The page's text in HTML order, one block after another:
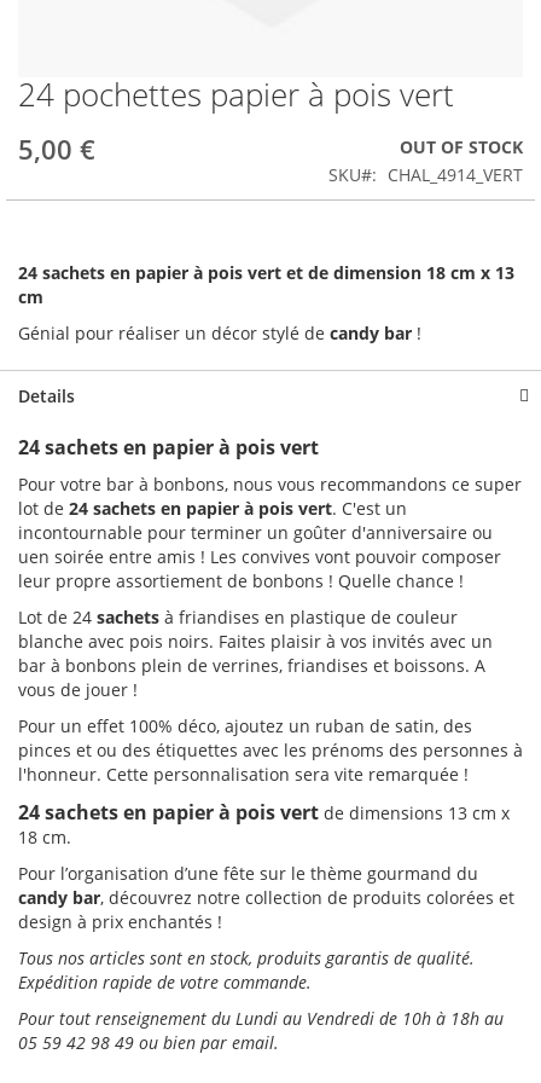
Skip
to
the
beginning
24 pochettes papier à pois vert
5,00 €
OUT OF STOCK
SKU
CHAL_4914_VERT
24 sachets en papier à pois vert et de dimension 18 cm x 13
cm
Génial pour réaliser un décor stylé de candy bar !
Details
24 sachets en papier à pois vert
Pour votre bar à bonbons, nous vous recommandons ce super
lot de 24 sachets en papier à pois vert. C'est un
incontournable pour terminer un goûter d'anniversaire ou
uen soirée entre amis ! Les convives vont pouvoir composer
leur propre assortiement de bonbons ! Quelle chance !
Lot de 24 sachets à friandises en plastique de couleur
blanche avec pois noirs. Faites plaisir à vos invités avec un
bar à bonbons plein de verrines, friandises et boissons. A
vous de jouer !
Pour un effet 100% déco, ajoutez un ruban de satin, des
pinces et ou des étiquettes avec les prénoms des personnes à
l'honneur. Cette personnalisation sera vite remarquée !
24 sachets en papier à pois vert de dimensions 13 cm x
18 cm.
Pour l’organisation d’une fête sur le thème gourmand du
candy bar, découvrez notre collection de produits colorées et
design à prix enchantés !
Tous nos articles sont en stock, produits garantis de qualité.
Expédition rapide de votre commande.
Pour tout renseignement du Lundi au Vendredi de 10h à 18h au
05 59 42 98 49 ou bien par email.